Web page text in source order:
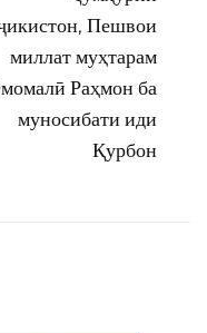
Пешвои
миллат муҳтарам
Раҳмон ба
муносибати иди
Қурбон